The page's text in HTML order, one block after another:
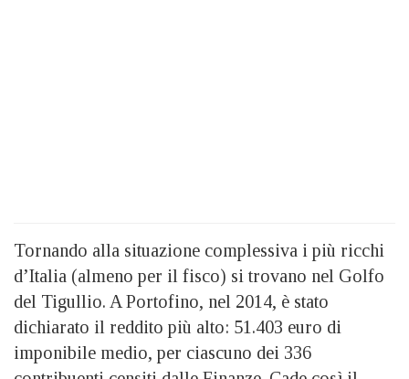
Tornando alla situazione complessiva i più ricchi
d’Italia (almeno per il fisco) si trovano nel Golfo
del Tigullio. A Portofino, nel 2014, è stato
dichiarato il reddito più alto: 51.403 euro di
imponibile medio, per ciascuno dei 336